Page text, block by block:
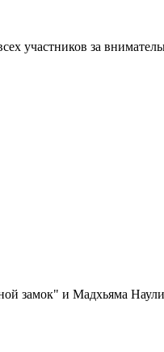
участников за
замок" и Мадхьяма